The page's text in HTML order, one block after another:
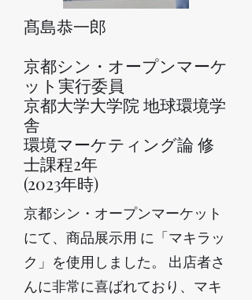
髙島恭一郎
京都シン・オープンマーケ
ット実行委員
京都大学大学院 地球環境学
舎
環境マーケティング論 修
士課程2年
(2023年時)
京都シン・オープンマーケット
にて、商品展示用 に「マキラッ
ク」を使用しました。 出店者さ
んに非常に喜ばれており、マキ